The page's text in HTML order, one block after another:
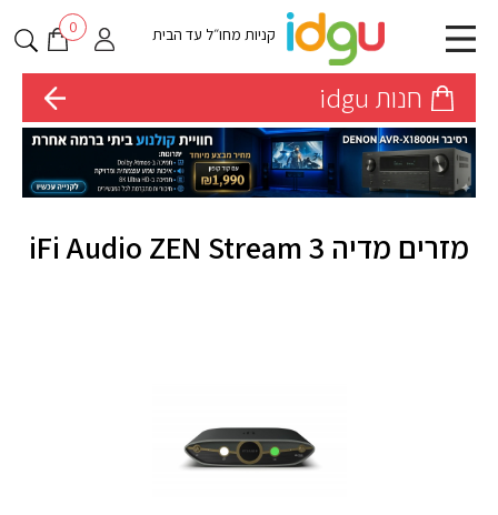
קניות מחו״ל עד הבית 0
חנות idgu
מזרים מדיה iFi Audio ZEN Stream 3